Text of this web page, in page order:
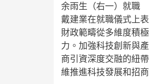
余雨生（右一）就職
戴建業在就職儀式上
財政範疇從多維度積
力。加強科技創新與
商引資深度交融的紐
維推進科技發展和招